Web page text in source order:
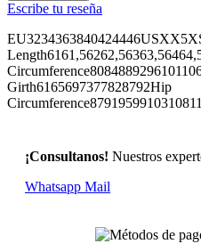
Escribe tu reseña
Girth6165697377828792Hip
¡Consultanos! Nuestros
Whatsapp Mail